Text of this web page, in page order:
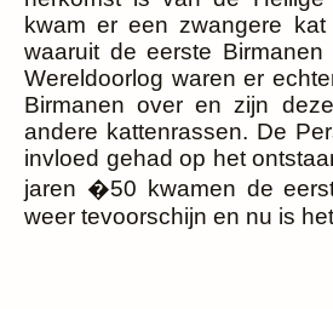
kwam er een zwangere
waaruit de eerste
Wereldoorlog waren er
Birmanen over en zijn
andere kattenrassen. De
invloed gehad op het
jaren �50 kwamen de
weer tevoorschijn en nu is